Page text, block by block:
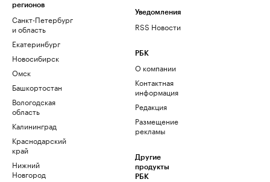
регионов
Санкт-Петербург
и область
Екатеринбург
Новосибирск
Омск
Башкортостан
Вологодская
область
Калининград
Краснодарский
край
Нижний
Новгород
Уведомления
RSS Новости
РБК
О компании
Контактная
информация
Редакция
Размещение
рекламы
Другие
продукты
РБК